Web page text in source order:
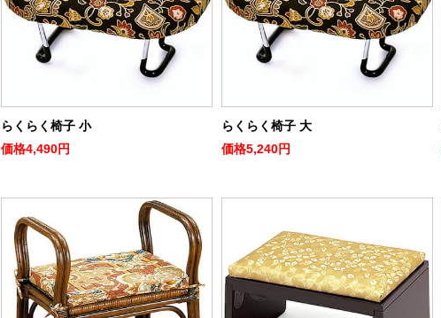
らくらく椅子 小
価格4,490円
らくらく椅子 大
価格5,240円